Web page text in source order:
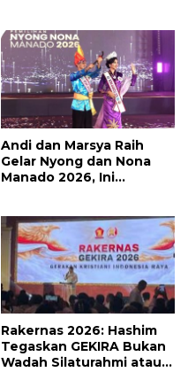
Andi dan Marsya Raih
Gelar Nyong dan Nona
Manado 2026, Ini
Rakernas 2026: Hashim
Tegaskan GEKIRA Bukan
Wadah Silaturahmi atau